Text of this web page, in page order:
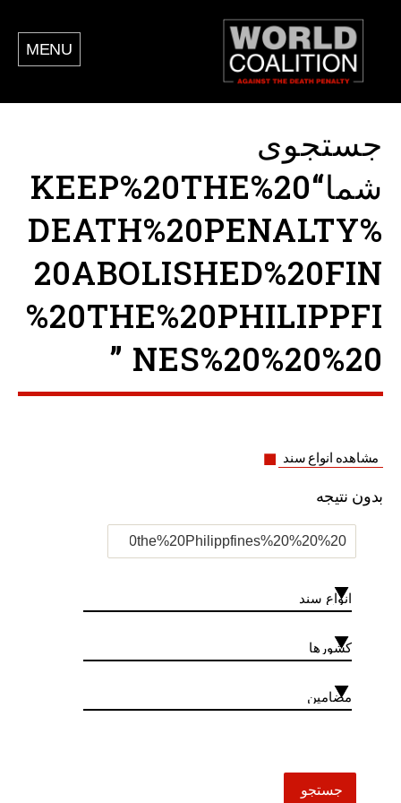
MENU
جستجوی
شما“KEEP%20THE%20
DEATH%20PENALTY%
20ABOLISHED%20FIN
%20THE%20PHILIPPFI
NES%20%20%20 ”
مشاهده انواع سند
بدون نتیجه